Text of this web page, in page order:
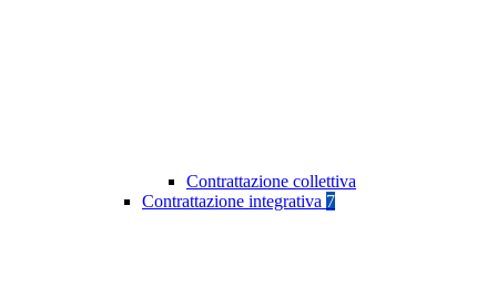
Contrattazione collettiva
Contrattazione integrativa 7